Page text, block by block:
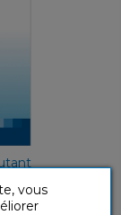
vous